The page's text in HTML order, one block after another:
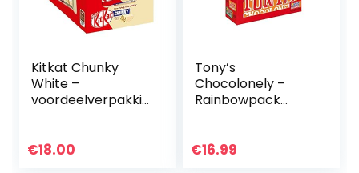
Kitkat Chunky
White –
voordeelverpakkin
€18.00
Tony’s
Chocolonely –
Rainbowpack
Verschillende
€16.99